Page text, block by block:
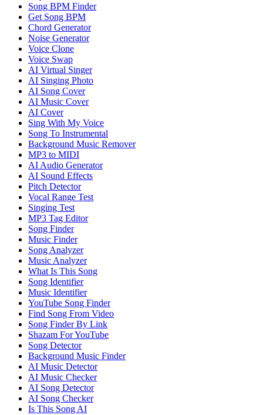
Song BPM Finder
Get Song BPM
Chord Generator
Noise Generator
Voice Clone
Voice Swap
AI Virtual Singer
AI Singing Photo
AI Song Cover
AI Music Cover
AI Cover
Sing With My Voice
Song To Instrumental
Background Music Remover
MP3 to MIDI
AI Audio Generator
AI Sound Effects
Pitch Detector
Vocal Range Test
Singing Test
MP3 Tag Editor
Song Finder
Music Finder
Song Analyzer
Music Analyzer
What Is This Song
Song Identifier
Music Identifier
YouTube Song Finder
Find Song From Video
Song Finder By Link
Shazam For YouTube
Song Detector
Background Music Finder
AI Music Detector
AI Music Checker
AI Song Detector
AI Song Checker
Is This Song AI